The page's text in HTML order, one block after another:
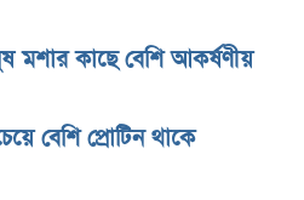
মশার কাছে বেশি আকর্ষণীয়
বেশি প্রোটিন থাকে